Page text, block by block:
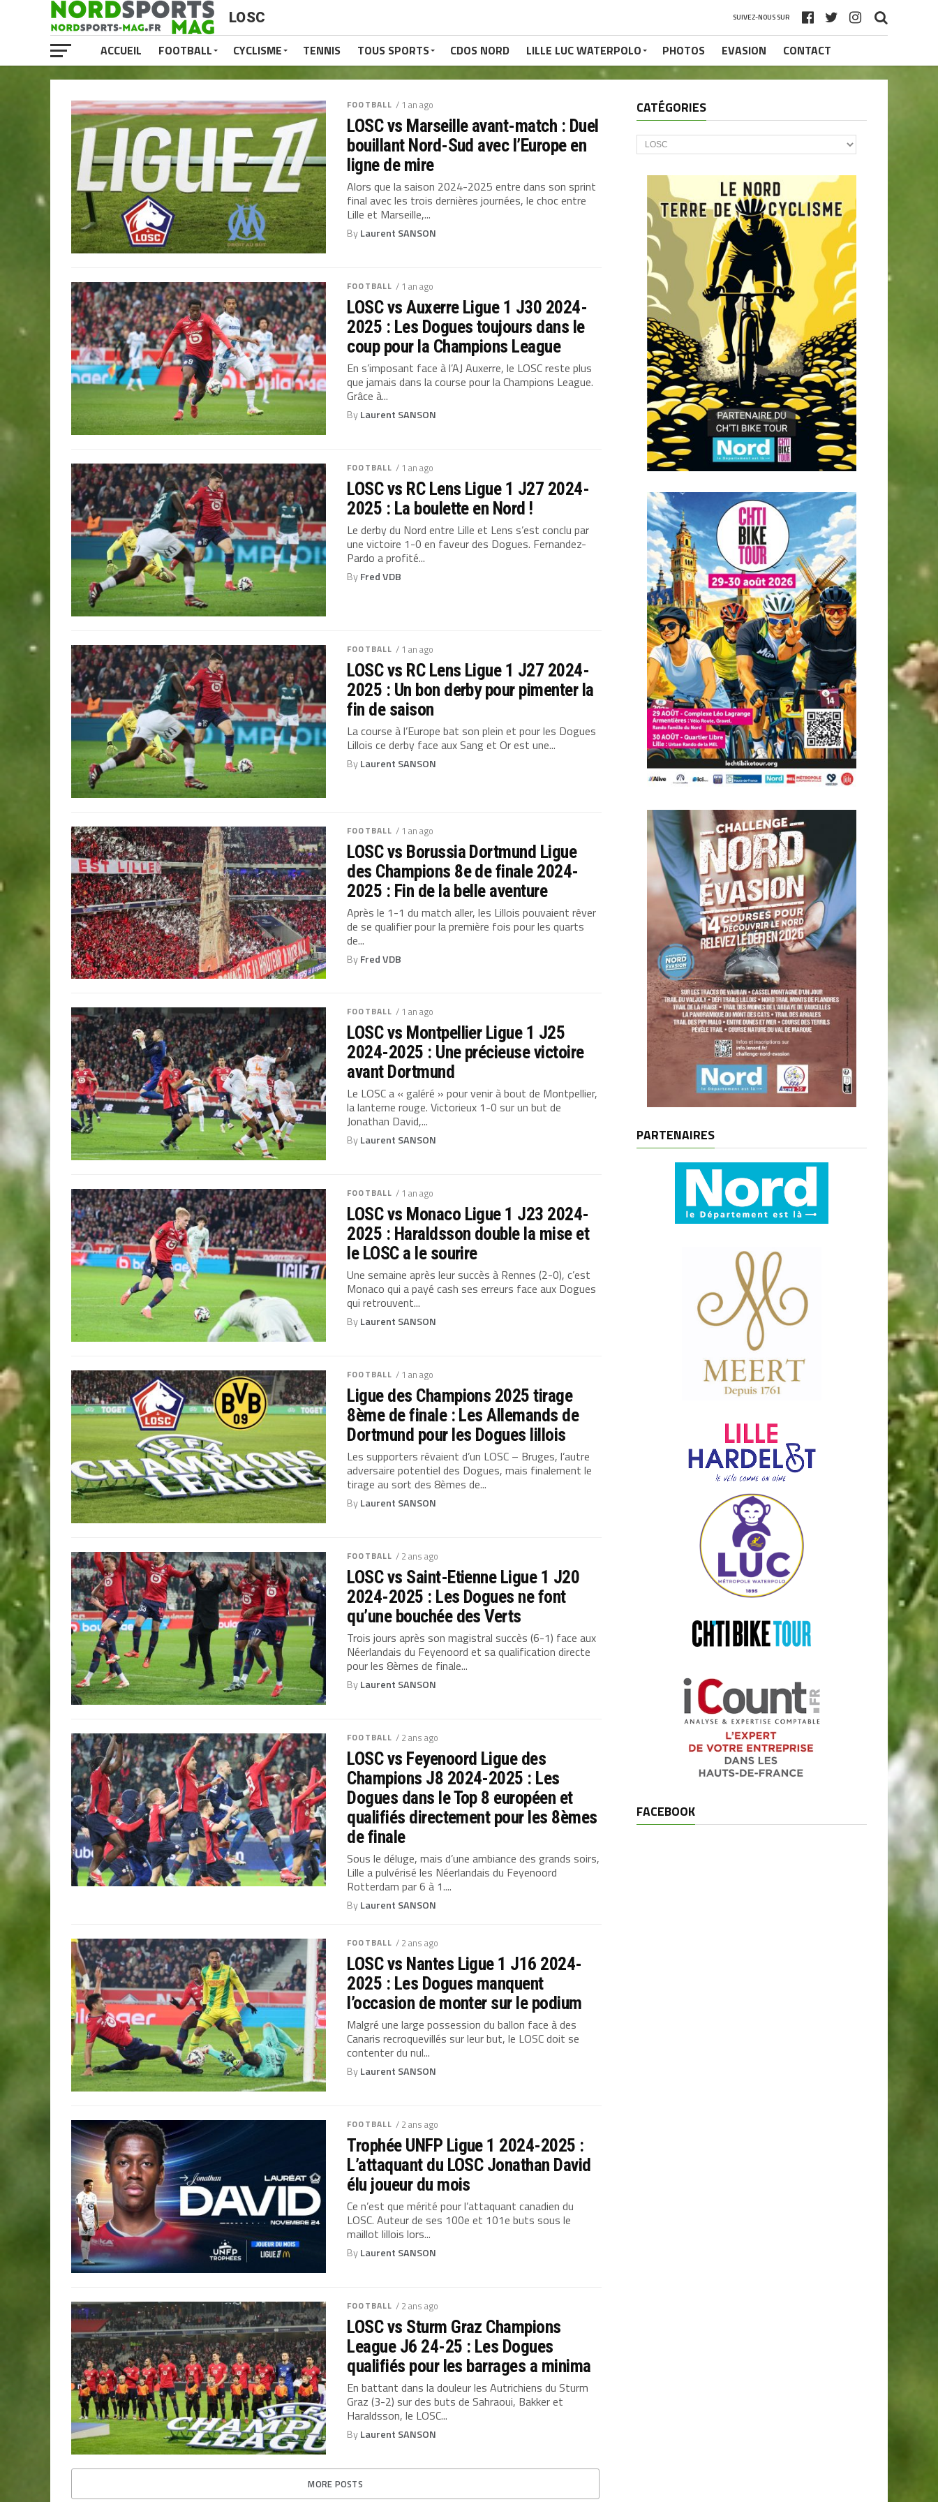
LOSC SUIVEZ-NOUS SUR
ACCUEIL FOOTBALL CYCLISME TENNIS TOUS SPORTS CDOS NORD LILLE LUC WATERPOLO PHOTOS EVASION CONTACT
FOOTBALL / 1 an ago
LOSC vs Marseille avant-match : Duel
bouillant Nord-Sud avec l’Europe en
ligne de mire
Alors que la saison 2024-2025 entre dans son sprint
final avec les trois dernières journées, le choc entre
Lille et Marseille,...
ByLaurent SANSON
FOOTBALL / 1 an ago
LOSC vs Auxerre Ligue 1 J30 2024-
2025 : Les Dogues toujours dans le
coup pour la Champions League
En s’imposant face à l’AJ Auxerre, le LOSC reste plus
que jamais dans la course pour la Champions League.
Grâce à...
ByLaurent SANSON
FOOTBALL / 1 an ago
LOSC vs RC Lens Ligue 1 J27 2024-
2025 : La boulette en Nord !
Le derby du Nord entre Lille et Lens s’est conclu par
une victoire 1-0 en faveur des Dogues. Fernandez-
Pardo a profité...
ByFred VDB
FOOTBALL / 1 an ago
LOSC vs RC Lens Ligue 1 J27 2024-
2025 : Un bon derby pour pimenter la
fin de saison
La course à l’Europe bat son plein et pour les Dogues
Lillois ce derby face aux Sang et Or est une...
ByLaurent SANSON
FOOTBALL / 1 an ago
LOSC vs Borussia Dortmund Ligue
des Champions 8e de finale 2024-
2025 : Fin de la belle aventure
Après le 1-1 du match aller, les Lillois pouvaient rêver
de se qualifier pour la première fois pour les quarts
de...
ByFred VDB
FOOTBALL / 1 an ago
LOSC vs Montpellier Ligue 1 J25
2024-2025 : Une précieuse victoire
avant Dortmund
Le LOSC a « galéré » pour venir à bout de Montpellier,
la lanterne rouge. Victorieux 1-0 sur un but de
Jonathan David,...
ByLaurent SANSON
FOOTBALL / 1 an ago
LOSC vs Monaco Ligue 1 J23 2024-
2025 : Haraldsson double la mise et
le LOSC a le sourire
Une semaine après leur succès à Rennes (2-0), c’est
Monaco qui a payé cash ses erreurs face aux Dogues
qui retrouvent...
ByLaurent SANSON
FOOTBALL / 1 an ago
Ligue des Champions 2025 tirage
8ème de finale : Les Allemands de
Dortmund pour les Dogues lillois
Les supporters rêvaient d’un LOSC – Bruges, l’autre
adversaire potentiel des Dogues, mais finalement le
tirage au sort des 8èmes de...
ByLaurent SANSON
FOOTBALL / 2 ans ago
LOSC vs Saint-Etienne Ligue 1 J20
2024-2025 : Les Dogues ne font
qu’une bouchée des Verts
Trois jours après son magistral succès (6-1) face aux
Néerlandais du Feyenoord et sa qualification directe
pour les 8èmes de finale...
ByLaurent SANSON
FOOTBALL / 2 ans ago
LOSC vs Feyenoord Ligue des
Champions J8 2024-2025 : Les
Dogues dans le Top 8 européen et
qualifiés directement pour les 8èmes
de finale
Sous le déluge, mais d’une ambiance des grands soirs,
Lille a pulvérisé les Néerlandais du Feyenoord
Rotterdam par 6 à 1....
ByLaurent SANSON
FOOTBALL / 2 ans ago
LOSC vs Nantes Ligue 1 J16 2024-
2025 : Les Dogues manquent
l’occasion de monter sur le podium
Malgré une large possession du ballon face à des
Canaris recroquevillés sur leur but, le LOSC doit se
contenter du nul...
ByLaurent SANSON
FOOTBALL / 2 ans ago
Trophée UNFP Ligue 1 2024-2025 :
L’attaquant du LOSC Jonathan David
élu joueur du mois
Ce n’est que mérité pour l’attaquant canadien du
LOSC. Auteur de ses 100e et 101e buts sous le
maillot lillois lors...
ByLaurent SANSON
FOOTBALL / 2 ans ago
LOSC vs Sturm Graz Champions
League J6 24-25 : Les Dogues
qualifiés pour les barrages a minima
En battant dans la douleur les Autrichiens du Sturm
Graz (3-2) sur des buts de Sahraoui, Bakker et
Haraldsson, le LOSC...
ByLaurent SANSON
MORE POSTS
CATÉGORIES
CATÉGORIES
PARTENAIRES
FACEBOOK